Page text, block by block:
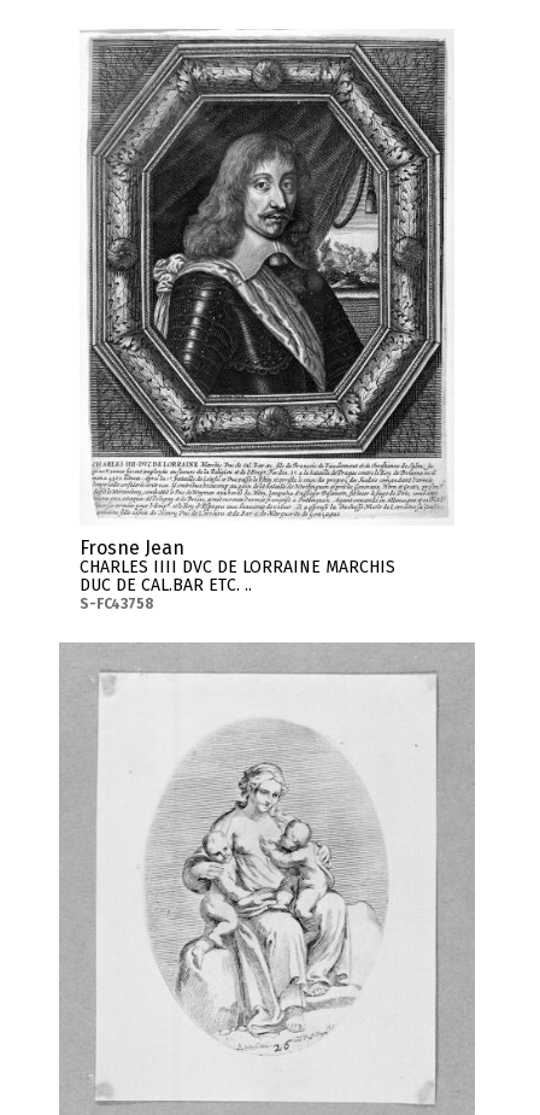
Frosne Jean
CHARLES IIII DVC DE LORRAINE MARCHIS
DUC DE CAL.BAR ETC. ..
S-FC43758